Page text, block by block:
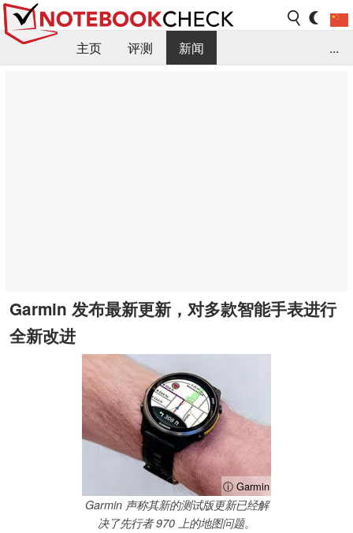
主页 评测
新闻
...
Garmin 发布最新更新，对多款智能手表进行
全新改进
ⓘ Garmin
Garmin 声称其新的测试版更新已经解
决了先行者 970 上的地图问题。